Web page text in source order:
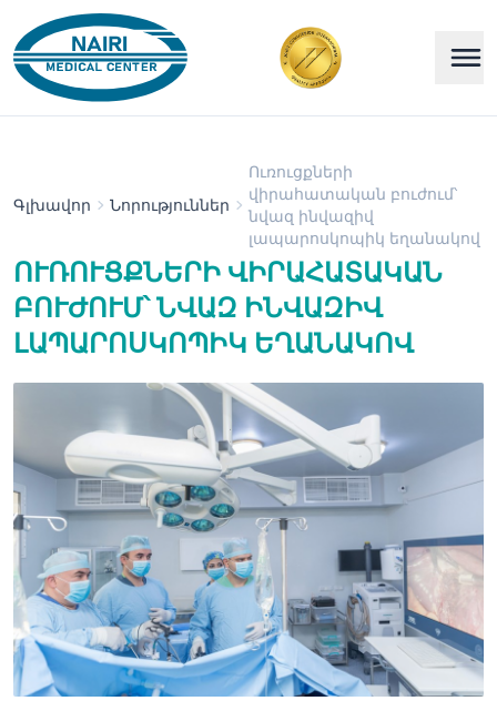
Գլխավոր Նորություններ
Ուռուցքների
վիրահատական բուժում՝
նվազ ինվազիվ
լապարոսկոպիկ եղանակով
ՈՒՌՈՒՑՔՆԵՐԻ ՎԻՐԱՀԱՏԱԿԱՆ
ԲՈՒԺՈՒՄ՝ ՆՎԱԶ ԻՆՎԱԶԻՎ
ԼԱՊԱՐՈՍԿՈՊԻԿ ԵՂԱՆԱԿՈՎ